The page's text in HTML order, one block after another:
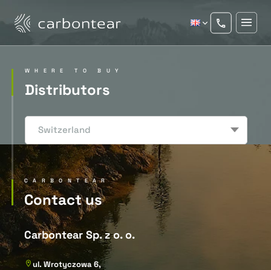
WHERE TO BUY
Distributors
Switzerland
CARBONTEAR
Contact us
Carbontear Sp. z o. o.
ul. Wrotyczowa 6,